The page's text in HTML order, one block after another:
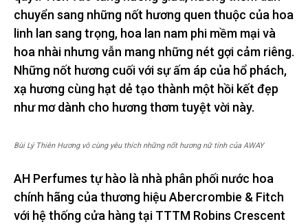
chuyển sang những nốt hương quen thuộc của hoa
linh lan sang trọng, hoa lan nam phi mềm mại và
hoa nhài nhưng vẫn mang những nét gợi cảm riêng.
Những nốt hương cuối với sự ấm áp của hổ phách,
xạ hương cùng hạt dẻ tạo thành một hồi kết đẹp
như mơ dành cho hương thơm tuyệt vời này.
Bùi Lý Thiên Hương vô cùng yêu thích những nốt hương nữ tính của AWAY
AH Perfumes tự hào là nhà phân phối nước hoa
chính hãng của thương hiệu Abercrombie & Fitch
với hệ thống cửa hàng tại TTTM Robins Crescent